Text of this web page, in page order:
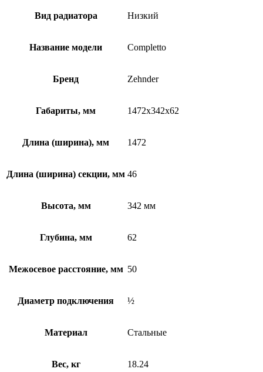
Вид радиатора Низкий
Название модели Completto
Бренд Zehnder
Габариты, мм 1472x342x62
Длина (ширина), мм 1472
Длина (ширина) секции, мм 46
Высота, мм 342 мм
Глубина, мм 62
Межосевое расстояние, мм 50
Диаметр подключения ½
Материал Стальные
Вес, кг 18.24